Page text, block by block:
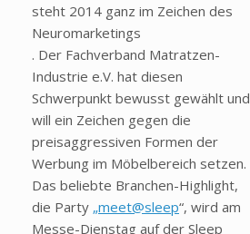
steht 2014 ganz im Zeichen des
Neuromarketings
. Der Fachverband Matratzen-
Industrie e.V. hat diesen
Schwerpunkt bewusst gewählt und
will ein Zeichen gegen die
preisaggressiven Formen der
Werbung im Möbelbereich setzen.
Das beliebte Branchen-Highlight,
die Party „meet@sleep“, wird am
Messe-Dienstag auf der Sleep